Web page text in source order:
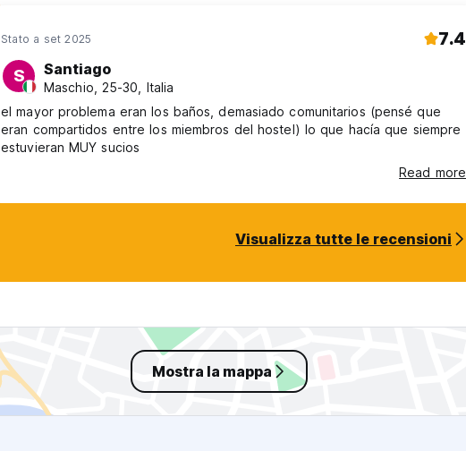
Stato a set 2025 7.4
S Santiago
Maschio, 25-30, Italia
el mayor problema eran los baños, demasiado comunitarios (pensé que
eran compartidos entre los miembros del hostel) lo que hacía que siempre
estuvieran MUY sucios
Read more
Visualizza tutte le recensioni
Mostra la mappa